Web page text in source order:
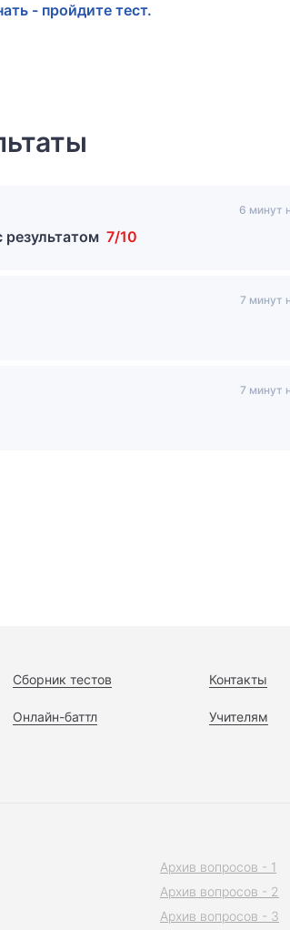
- пройдите тест.
результатом 7/10
6 минут
7 минут
7 минут
Сборник тестов
Онлайн-баттл
Контакты
Учителям
Архив вопросов - 1
Архив вопросов - 2
Архив вопросов - 3